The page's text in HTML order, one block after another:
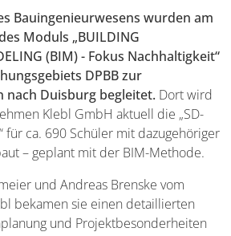
Bauingenieurwesens wurden am
Moduls „BUILDING
(BIM) - Fokus Nachhaltigkeit“
DPBB zur
nach Duisburg begleitet. Dort wird
Klebl GmbH aktuell die „SD-
für ca. 690 Schüler mit dazugehöriger
– geplant mit der BIM-Methode.
und Andreas Brenske vom
bekamen sie einen detaillierten
und Projektbesonderheiten